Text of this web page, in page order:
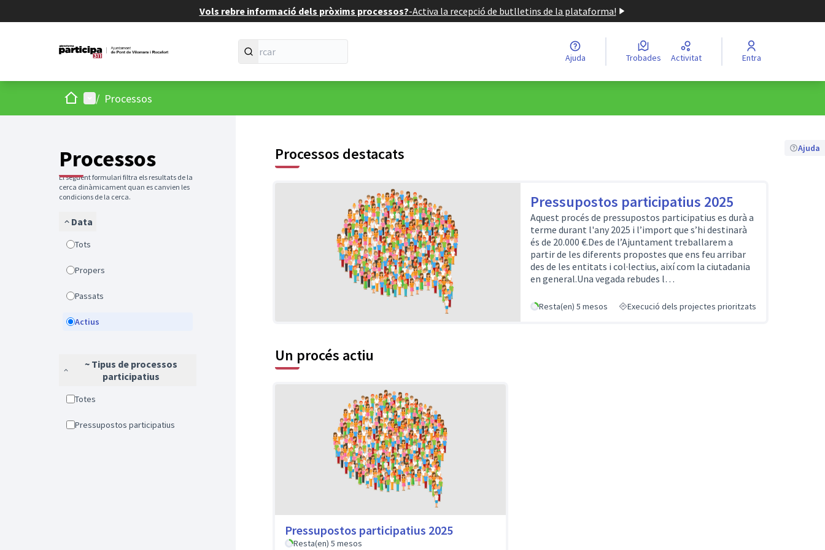
Vols rebre informació dels pròxims processos?-Activa la recepció de butlletins de la plataforma!
Ajuda Trobades Activitat Entra
Inici Menú principal
/ Processos
Processos
El següent formulari filtra els resultats de la
cerca dinàmicament quan es canvien les
condicions de la cerca.
Data
Tots
Propers
Passats
Actius
~ Tipus de processos
participatius
Totes
Pressupostos participatius
Ajuda
Processos destacats
Pressupostos participatius 2025
Aquest procés de pressupostos participatius es durà a
terme durant l'any 2025 i l’import que s’hi destinarà
és de 20.000 €.Des de l’Ajuntament treballarem a
partir de les diferents propostes que ens feu arribar
des de les entitats i col·lectius, així com la ciutadania
en general.Una vegada rebudes l…
Resta(en) 5 mesos Execució dels projectes prioritzats
Un procés actiu
Pressupostos participatius 2025
Resta(en) 5 mesos